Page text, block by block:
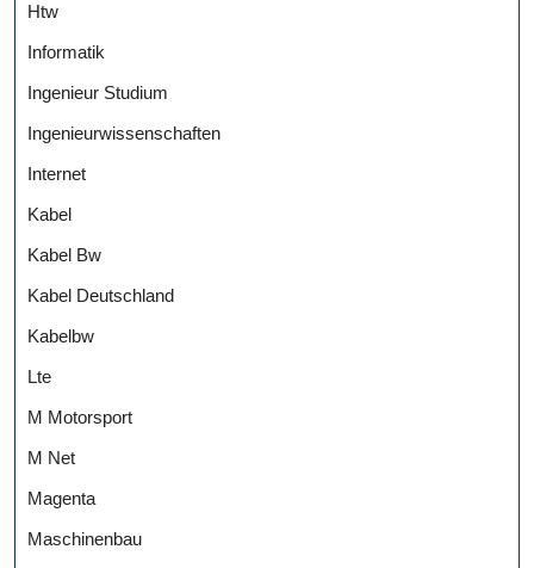
Htw
Informatik
Ingenieur Studium
Ingenieurwissenschaften
Internet
Kabel
Kabel Bw
Kabel Deutschland
Kabelbw
Lte
M Motorsport
M Net
Magenta
Maschinenbau